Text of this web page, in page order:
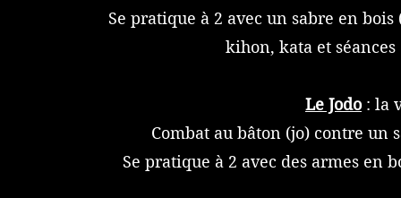
Se pratique à 2 avec un sabre en
kihon, kata et
Le Jodo: la
Combat au bâton (jo) contre un
Se pratique à 2 avec des armes en